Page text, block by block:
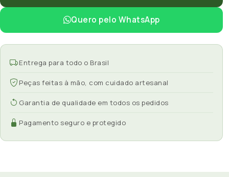
Quero pelo WhatsApp
Entrega para todo o Brasil
Peças feitas à mão, com cuidado artesanal
Garantia de qualidade em todos os pedidos
Pagamento seguro e protegido